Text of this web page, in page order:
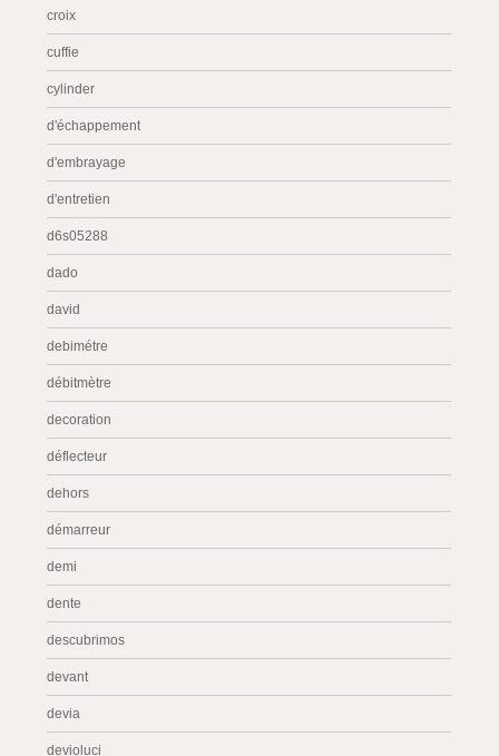
croix
cuffie
cylinder
d'échappement
d'embrayage
d'entretien
d6s05288
dado
david
debimétre
débitmètre
decoration
déflecteur
dehors
démarreur
demi
dente
descubrimos
devant
devia
devioluci